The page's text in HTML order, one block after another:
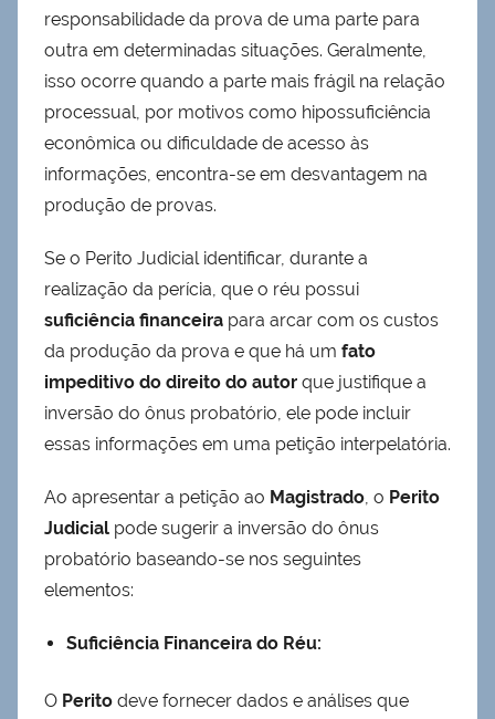
responsabilidade da prova de uma parte para
outra em determinadas situações. Geralmente,
isso ocorre quando a parte mais frágil na relação
processual, por motivos como hipossuficiência
econômica ou dificuldade de acesso às
informações, encontra-se em desvantagem na
produção de provas.
Se o Perito Judicial identificar, durante a
realização da perícia, que o réu possui
suficiência financeira para arcar com os custos
da produção da prova e que há um fato
impeditivo do direito do autor que justifique a
inversão do ônus probatório, ele pode incluir
essas informações em uma petição interpelatória.
Ao apresentar a petição ao Magistrado, o Perito
Judicial pode sugerir a inversão do ônus
probatório baseando-se nos seguintes
elementos:
Suficiência Financeira do Réu:
O Perito deve fornecer dados e análises que